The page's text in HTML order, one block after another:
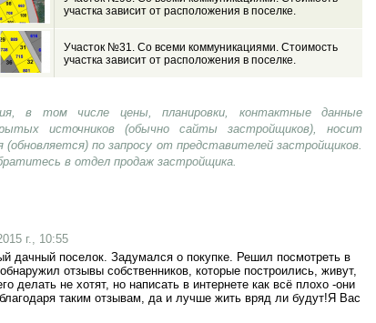
участка зависит от расположения в поселке.
Участок №31. Со всеми коммуникациями. Стоимость
участка зависит от расположения в поселке.
в том числе цены, планировки, контактные данные
источников (обычно сайты застройщиков), носит
по запросу от представителей застройщиков.
в отдел продаж застройщика.
г., 10:55
дачный поселок. Задумался о покупке. Решил посмотреть в
отзывы собственников, которые построились, живут,
делать не хотят, но написать в интернете как всё плохо -они
таким отзывам, да и лучше жить вряд ли будут!Я Вас